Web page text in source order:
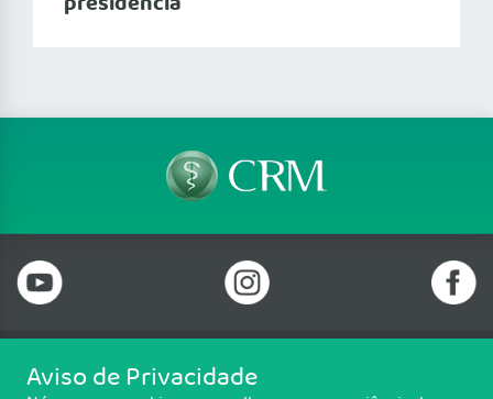
Telefone: 69 99912-5448
Aviso de Privacidade